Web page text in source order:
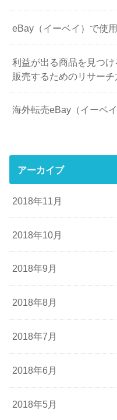
eBay（イーベイ）で使
利益が出る商品を見つ
販売するためのリサーチ
海外転売eBay（イーベ
アーカイブ
2018年11月
2018年10月
2018年9月
2018年8月
2018年7月
2018年6月
2018年5月